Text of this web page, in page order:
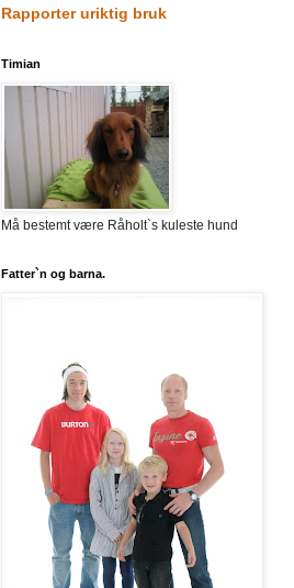
Rapporter uriktig bruk
Timian
Må bestemt være Råholt`s kuleste hund
Fatter`n og barna.